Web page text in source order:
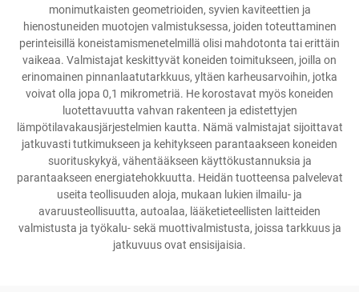
monimutkaisten geometrioiden, syvien kaviteettien ja
hienostuneiden muotojen valmistuksessa, joiden toteuttaminen
perinteisillä koneistamismenetelmillä olisi mahdotonta tai erittäin
vaikeaa. Valmistajat keskittyvät koneiden toimitukseen, joilla on
erinomainen pinnanlaatutarkkuus, yltäen karheusarvoihin, jotka
voivat olla jopa 0,1 mikrometriä. He korostavat myös koneiden
luotettavuutta vahvan rakenteen ja edistettyjen
lämpötilavakausjärjestelmien kautta. Nämä valmistajat sijoittavat
jatkuvasti tutkimukseen ja kehitykseen parantaakseen koneiden
suorituskykyä, vähentääkseen käyttökustannuksia ja
parantaakseen energiatehokkuutta. Heidän tuotteensa palvelevat
useita teollisuuden aloja, mukaan lukien ilmailu- ja
avaruusteollisuutta, autoalaa, lääketieteellisten laitteiden
valmistusta ja työkalu- sekä muottivalmistusta, joissa tarkkuus ja
jatkuvuus ovat ensisijaisia.